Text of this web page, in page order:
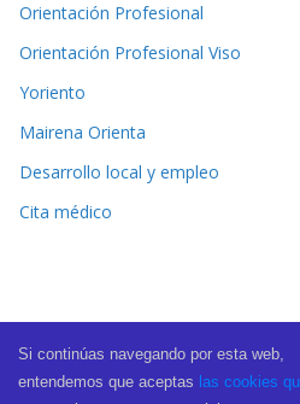
Orientación Profesional
Orientación Profesional Viso
Yoriento
Mairena Orienta
Desarrollo local y empleo
Cita médico
Copyright © 2026 El Periódico de
Theme:
ColorMag Pro by
Si continúas navegando por esta web,
entendemos que aceptas las cookies